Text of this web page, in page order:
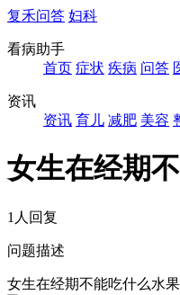
复禾问答 妇科
看病助手
首页 症状 疾病 问答
资讯
资讯 育儿 减肥 美容
女生在经期
1人回复
问题描述
女生在经期不能吃什么水果